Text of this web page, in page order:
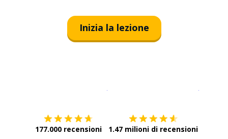
Inizia la lezione
177.000 recensioni 1.47 milioni di recensioni